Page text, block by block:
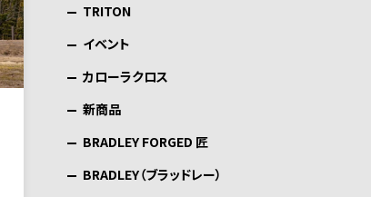
TRITON
イベント
カローラクロス
新商品
BRADLEY FORGED 匠
BRADLEY（ブラッドレー）